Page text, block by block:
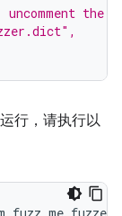
the
行，请执行以